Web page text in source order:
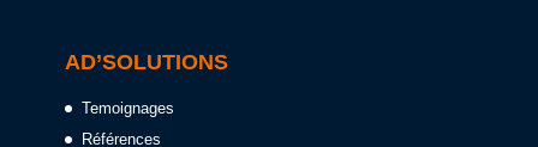
AD’SOLUTIONS
Temoignages
Références